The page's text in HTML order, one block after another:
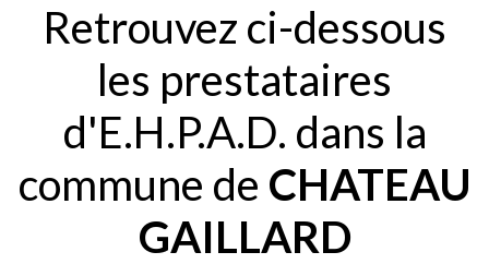
Retrouvez ci-dessous
les prestataires
d'E.H.P.A.D. dans la
commune de CHATEAU
GAILLARD